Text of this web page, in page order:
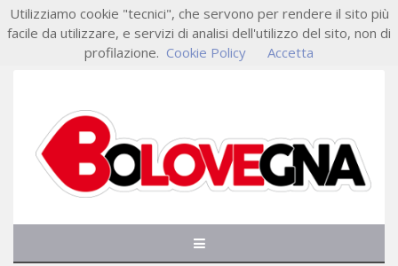
Utilizziamo cookie "tecnici", che servono per rendere il sito più
facile da utilizzare, e servizi di analisi dell'utilizzo del sito, non di
profilazione. Cookie Policy Accetta